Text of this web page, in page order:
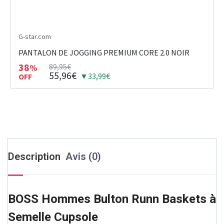
G-star.com
PANTALON DE JOGGING PREMIUM CORE 2.0 NOIR
38%
OFF
89,95€
55,96€ ▼33,99€
Description Avis (0)
BOSS Hommes Bulton Runn Baskets à
Semelle Cupsole